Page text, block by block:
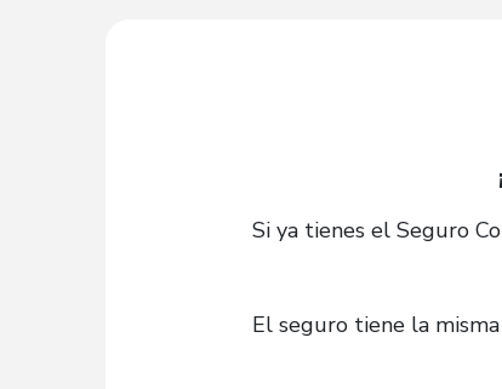
Si ya tienes el Seguro
El seguro tiene la